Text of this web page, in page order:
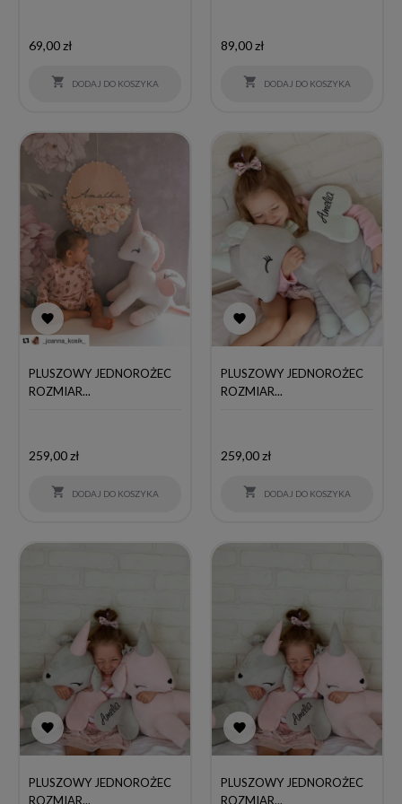
Cena
69,00 zł
 DODAJ DO KOSZYKA
Cena
89,00 zł
 DODAJ DO KOSZYKA

PLUSZOWY JEDNOROŻEC
ROZMIAR...
Cena
259,00 zł
 DODAJ DO KOSZYKA

PLUSZOWY JEDNOROŻEC
ROZMIAR...
Cena
259,00 zł
 DODAJ DO KOSZYKA

PLUSZOWY JEDNOROŻEC
ROZMIAR...

PLUSZOWY JEDNOROŻEC
ROZMIAR...